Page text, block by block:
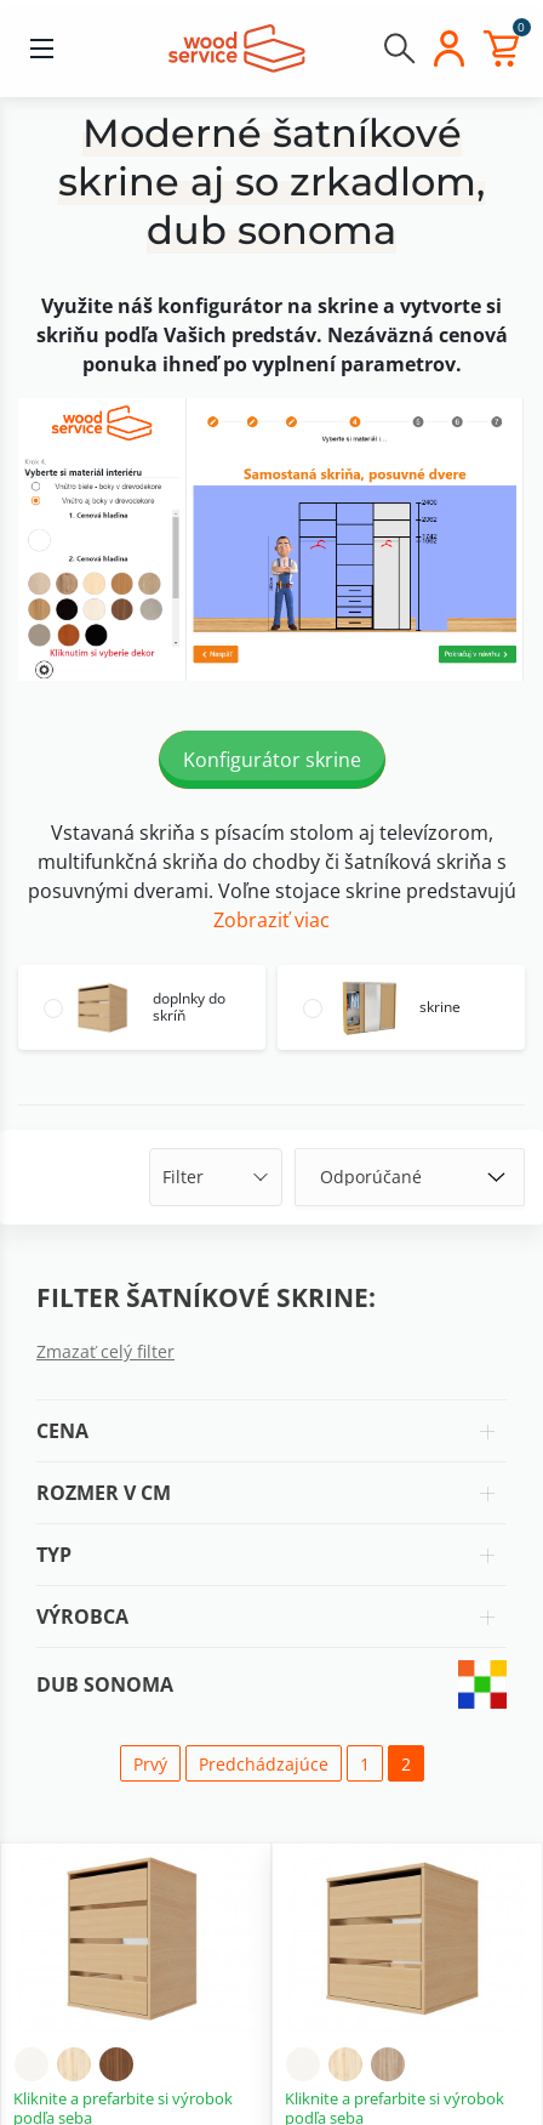
0
Moderné šatníkové
skrine aj so zrkadlom,
dub sonoma
Využite náš konfigurátor na skrine a vytvorte si
skriňu podľa Vašich predstáv. Nezáväzná cenová
ponuka ihneď po vyplnení parametrov.
Konfigurátor skrine
Vstavaná skriňa s písacím stolom aj televízorom,
multifunkčná skriňa do chodby či šatníková skriňa s
posuvnými dverami. Voľne stojace skrine predstavujú
Zobraziť viac
doplnky do
skríň
skrine
Filter
FILTER ŠATNÍKOVÉ SKRINE:
Zmazať celý filter
CENA
ROZMER V CM
TYP
VÝROBCA
DUB SONOMA
Prvý Predchádzajúce 1 2
Kliknite a prefarbite si výrobok
podľa seba
Kliknite a prefarbite si výrobok
podľa seba